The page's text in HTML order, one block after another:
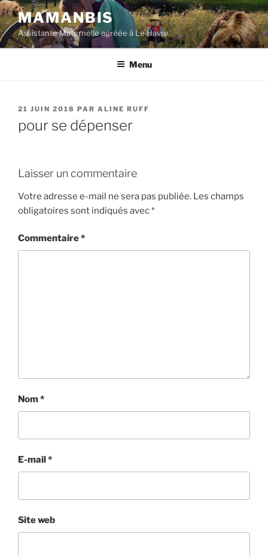
Aller
au
contenu
principal
MAMANBIS
Assistante Maternelle agréée à Le Havre
Menu
PUBLIÉ
21 JUIN 2018 PAR ALINE RUFF
pour se dépenser
Laisser un commentaire
Votre adresse e-mail ne sera pas publiée. Les champs
obligatoires sont indiqués avec*
Commentaire*
Nom*
E-mail*
Site web